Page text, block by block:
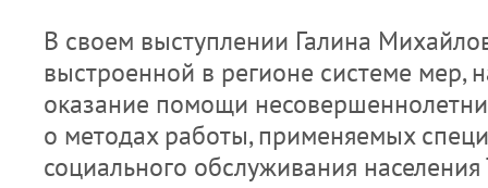
В своем выступлении Галина
выстроенной в регионе системе мер,
оказание помощи
о методах работы, применяемых
социального обслуживания